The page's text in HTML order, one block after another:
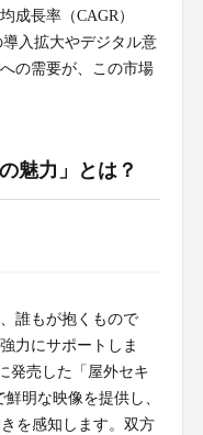
成長率（CAGR）
入拡大やデジタル意
の需要が、この市場
魅力」とは？
誰もが抱くもので
力にサポートしま
発売した「屋外セキ
明な映像を提供し、
を感知します。双方